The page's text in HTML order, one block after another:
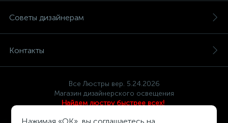
Советы дизайнерам
Контакты
Все Люстры вер. 5.24.2026
Магазин дизайнерского освещения
Найдем люстру быстрее всех!
Политика компании в отношении обработки персональных